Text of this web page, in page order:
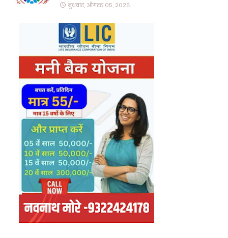
बुधवार, ऑगस्ट ०५, २०२६